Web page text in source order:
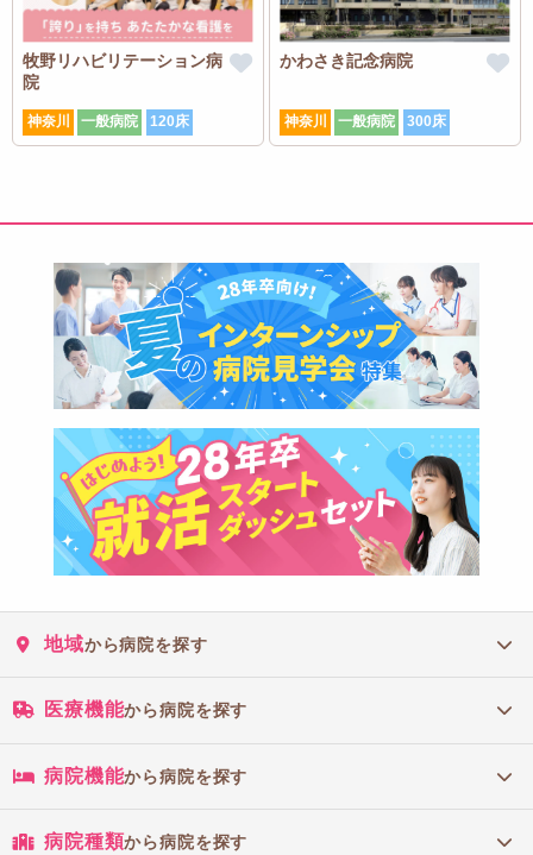
牧野リハビリテーション病
院
神奈川 一般病院 120床
かわさき記念病院
神奈川 一般病院 300床
地域から病院を探す
医療機能から病院を探す
病院機能から病院を探す
病院種類から病院を探す